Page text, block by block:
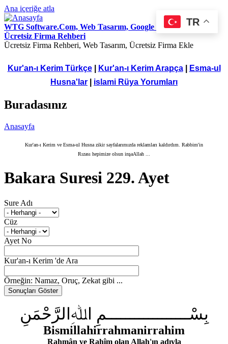
Ana içeriğe atla
WTG Software.Com, Web Tasarım, Google Seo Hizmetleri,
Ücretsiz Firma Rehberi
Ücretsiz Firma Rehberi, Web Tasarım, Ücretsiz Firma Ekle
Kur'an-ı Kerim Türkçe| Kur'an-ı Kerim Arapça|
Esma-ul
Husna'lar
islami Rüya Yorumları
Buradasınız
Anasayfa
Kur'an-ı Kerim ve Esma-ul Husna zikir sayfalarımızda reklamları kaldırdım. Rabbim'in
Rızası hepimize olsun inşaAllah ...
Bakara Suresi 229. Ayet
Sure Adı
Cüz
Ayet No
Kur'an-ı Kerim 'de Ara
Örneğin: Namaz, Oruç, Zekat gibi ...
بِسْــــــــــــــــــمِ اﷲِالرَّحْمَنِ
Bismillahirrahmanirrahim
Rahmân ve Rahîm olan Allah'ın adıyla
TR